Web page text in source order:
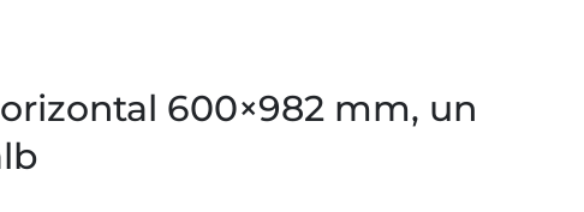
600×982 mm, un